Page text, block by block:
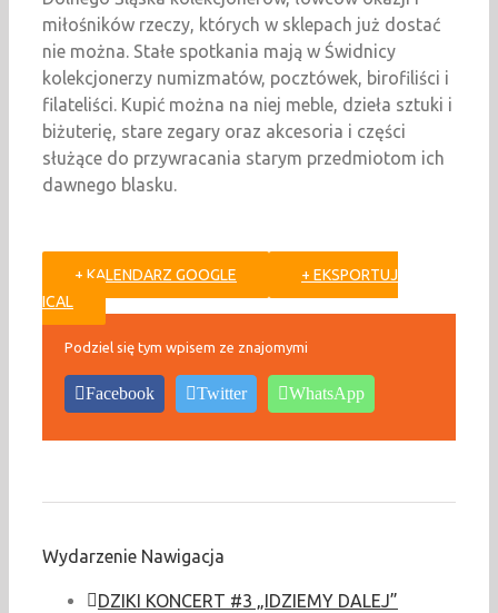
miłośników rzeczy, których w sklepach już dostać
nie można. Stałe spotkania mają w Świdnicy
kolekcjonerzy numizmatów, pocztówek, birofiliści i
filateliści. Kupić można na niej meble, dzieła sztuki i
biżuterię, stare zegary oraz akcesoria i części
służące do przywracania starym przedmiotom ich
dawnego blasku.
+ KALENDARZ GOOGLE
+ EKSPORTUJ
ICAL
Podziel się tym wpisem ze znajomymi
Facebook Twitter WhatsApp
Wydarzenie Nawigacja
DZIKI KONCERT #3 „IDZIEMY DALEJ”